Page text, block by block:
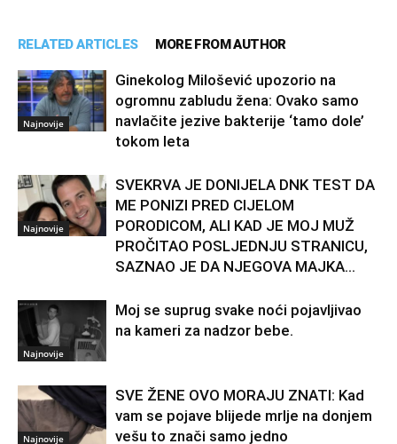
RELATED ARTICLES MORE FROM AUTHOR
Najnovije
Ginekolog Milošević upozorio na
ogromnu zabludu žena: Ovako samo
navlačite jezive bakterije ‘tamo dole’
tokom leta
Najnovije
SVEKRVA JE DONIJELA DNK TEST DA
ME PONIZI PRED CIJELOM
PORODICOM, ALI KAD JE MOJ MUŽ
PROČITAO POSLJEDNJU STRANICU,
SAZNAO JE DA NJEGOVA MAJKA...
Najnovije
Moj se suprug svake noći pojavljivao
na kameri za nadzor bebe.
Najnovije
SVE ŽENE OVO MORAJU ZNATI: Kad
vam se pojave blijede mrlje na donjem
vešu to znači samo jedno